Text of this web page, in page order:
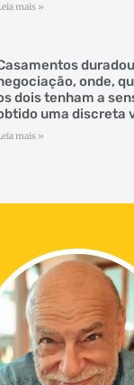
mais »
onde,
dois tenham a
uma discreta
mais »